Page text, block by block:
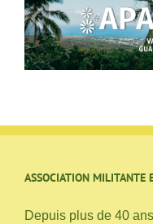
Index
Femmes /
2025
ASSOCIATION MILITANTE
Depuis plus de 40